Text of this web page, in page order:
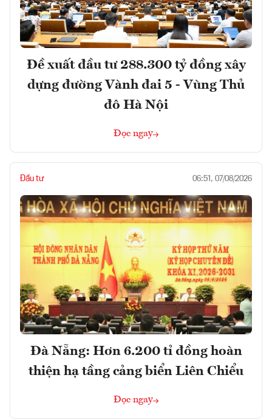
Đề xuất đầu tư 288.300 tỷ đồng xây
dựng đường Vành đai 5 - Vùng Thủ
đô Hà Nội
Đọc ngay
Đầu tư 06:51, 07/08/2026
Đà Nẵng: Hơn 6.200 tỉ đồng hoàn
thiện hạ tầng cảng biển Liên Chiểu
Đọc ngay